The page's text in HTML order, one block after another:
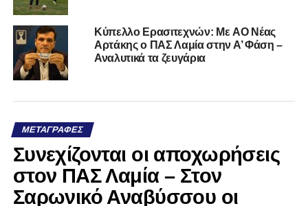
Kύπελλο Ερασιτεχνών: Με AO Nέας
Αρτάκης ο ΠΑΣ Λαμία στην Α’ Φάση –
Αναλυτικά τα ζευγάρια
ΜΕΤΑΓΡΑΦΈΣ
Συνεχίζονται οι αποχωρήσεις
στον ΠΑΣ Λαμία – Στον
Σαρωνικό Αναβύσσου οι